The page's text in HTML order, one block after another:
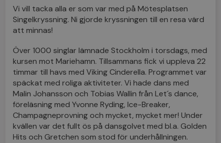
Vi vill tacka alla er som var med på Mötesplatsen
Singelkryssning. Ni gjorde kryssningen till en resa värd
att minnas!
Över 1000 singlar lämnade Stockholm i torsdags, med
kursen mot Mariehamn. Tillsammans fick vi uppleva 22
timmar till havs med Viking Cinderella. Programmet var
späckat med roliga aktiviteter. Vi hade dans med
Malin Johansson och Tobias Wallin från Let´s dance,
föreläsning med Yvonne Ryding, Ice-Breaker,
Champagneprovning och mycket, mycket mer! Under
kvällen var det fullt ös på dansgolvet med bl.a. Golden
Hits och Gretchen som stod för underhållningen.